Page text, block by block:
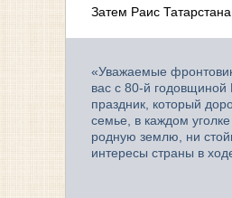
Затем Раис
«Уважаемые
вас с 80-й
праздник, который
семье, в каждом
родную землю, ни
интересы страны в